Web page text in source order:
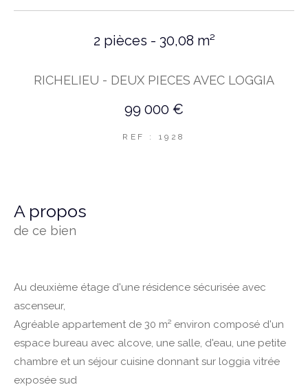
2 pièces - 30,08 m²
RICHELIEU - DEUX PIECES AVEC LOGGIA
99 000 €
REF : 1928
a propos
de ce bien
Au deuxième étage d'une résidence sécurisée avec
ascenseur,
Agréable appartement de 30 m² environ composé d'un
espace bureau avec alcove, une salle, d'eau, une petite
chambre et un séjour cuisine donnant sur loggia vitrée
exposée sud